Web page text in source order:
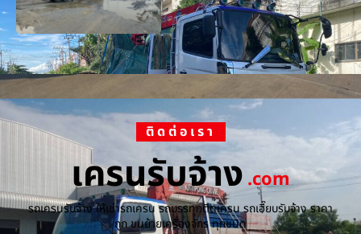
ติดต่อเรา
เครนรับจ้าง.com
รถเครนรับจ้าง ให้เช่ารถเครน รถบรรทุกติดเครน รถเฮี๊ยบรับจ้าง ราคา
ถูก ขนย้ายเครื่องจักร ทุกชนิด